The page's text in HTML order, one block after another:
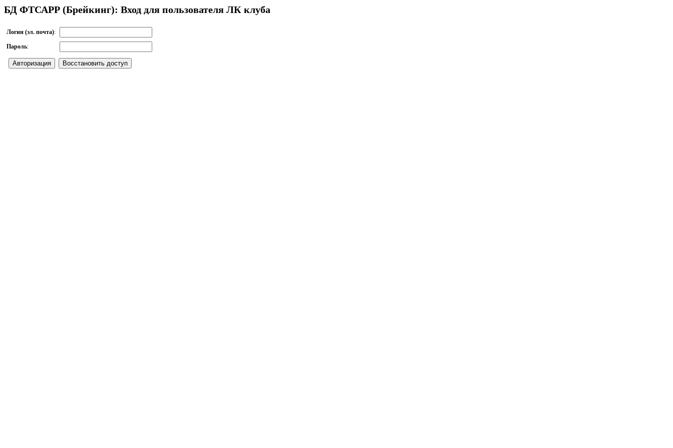
БД ФТСАРР (Брейкинг): Вход для пользователя ЛК клуба
Логин (эл. почта):
Пароль: